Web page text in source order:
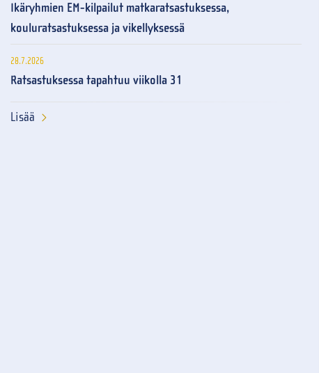
Ikäryhmien EM-kilpailut matkaratsastuksessa,
kouluratsastuksessa ja vikellyksessä
28.7.2026
Ratsastuksessa tapahtuu viikolla 31
Lisää